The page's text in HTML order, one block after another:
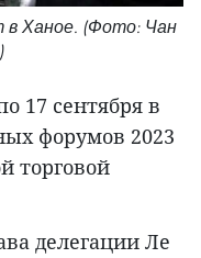
в Ханое. (Фото: Чан
17 сентября в
форумов 2023
торговой
делегации Ле